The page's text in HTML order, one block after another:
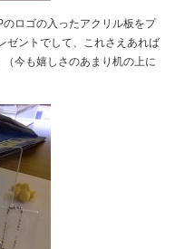
ロゴの入ったアクリル板をプ
ゼントでして、これさえあれば
今も嬉しさのあまり机の上に